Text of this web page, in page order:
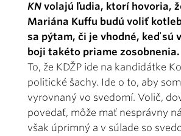
KN volajú ľudia, ktorí hovoria,
Mariána Kuffu budú voliť
sa pýtam, či je vhodné, keď sú
boji takéto priame zosobnenia.
To, že KDŽP ide na kandidátke
politické šachy. Ide o to, aby
vyrovnaný vo svedomí. Volič,
povedať, môže mať nesprávny
však úprimný a v súlade so